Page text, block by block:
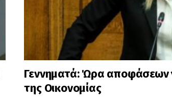
Γεννηματά: Ώρα αποφάσεων
της Οικονομίας